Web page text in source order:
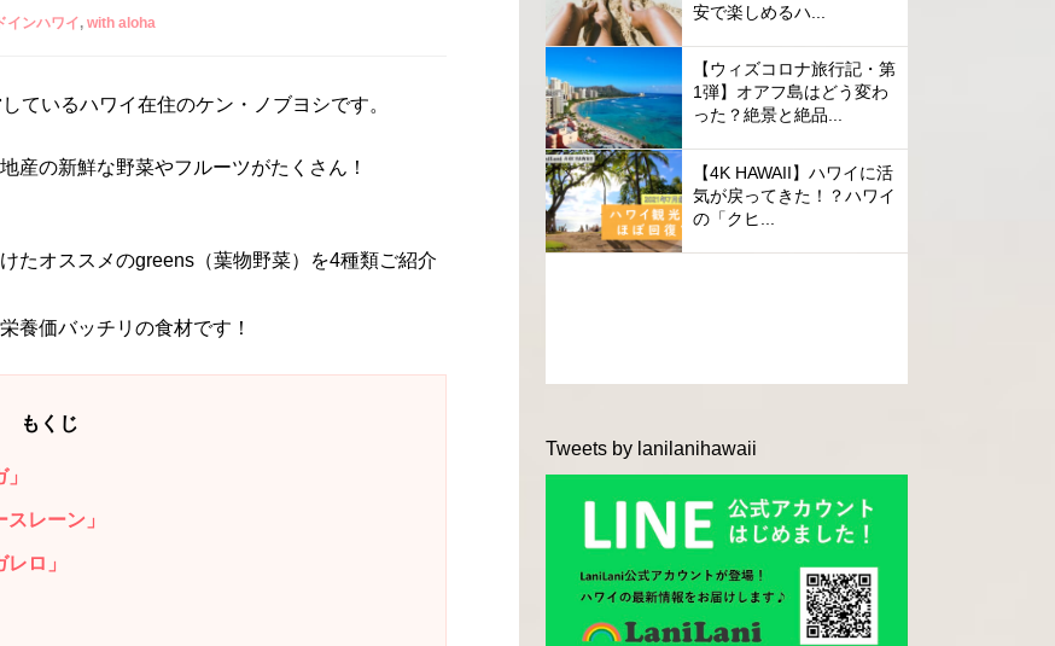
インハワイ with aloha
ているハワイ在住のケン・ノブヨシです。
産の新鮮な野菜やフルーツがたくさん！
たオススメのgreens（葉物野菜）を4種類ご紹介
養価バッチリの食材です！
もくじ
レーン」
ロ」
安で楽しめるハ...
【ウィズコロナ旅行記・第
1弾】オアフ島はどう変わ
った？絶景と絶品...
【4K HAWAII】ハワイに活
気が戻ってきた！？ハワイ
の「クヒ...
Tweets by lanilanihawaii